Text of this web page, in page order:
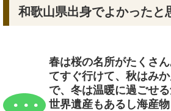
和歌山県出身でよかったと
春は桜の名所がたくさ
てすぐ行けて、秋はみ
で、冬は温暖に過ごせる
世界遺産もあるし海産